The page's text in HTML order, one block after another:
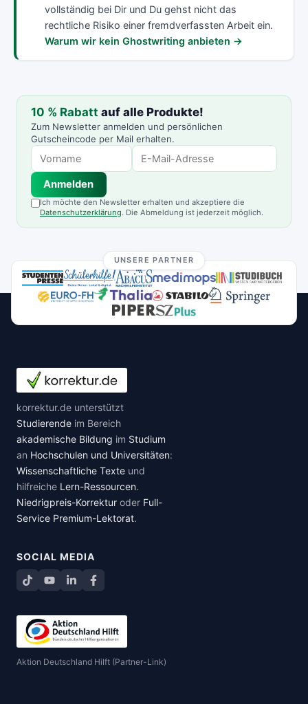
vollständig bei Dir und Du gehst nicht das
rechtliche Risiko einer fremdverfassten Arbeit ein.
Warum wir kein Ghostwriting anbieten →
10 % Rabatt auf alle Produkte!
Zum Newsletter anmelden und persönlichen
Gutscheincode per Mail erhalten.
Anmelden
Ich möchte den Newsletter erhalten und akzeptiere die
Datenschutzerklärung. Die Abmeldung ist jederzeit möglich.
UNSERE PARTNER
korrektur.de unterstützt
Studierende im Bereich
akademische Bildung im Studium
an Hochschulen und Universitäten:
Wissenschaftliche Texte und
hilfreiche Lern-Ressourcen.
Niedrigpreis-Korrektur oder Full-
Service Premium-Lektorat.
SOCIAL MEDIA
TikTokYouTube
LinkedInFacebook teilen
Aktion Deutschland Hilft (Partner-Link)